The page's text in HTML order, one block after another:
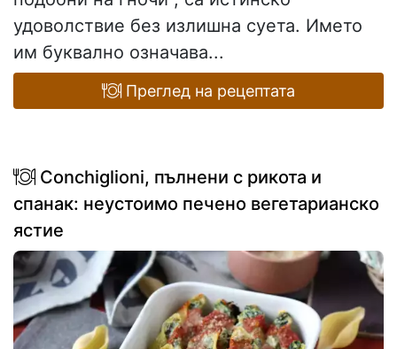
удоволствие без излишна суета. Името
им буквално означава...
Преглед на рецептата
Conchiglioni, пълнени с рикота и
спанак: неустоимо печено вегетарианско
ястие